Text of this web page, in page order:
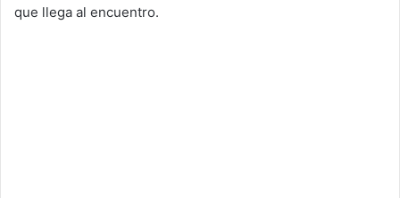
que llega al encuentro.